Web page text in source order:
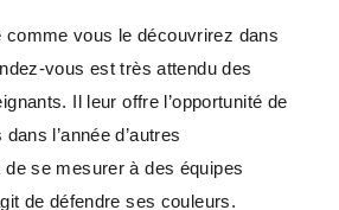
comme vous le découvrirez dans
vous est très attendu des
Il leur offre l’opportunité de
l’année d’autres
se mesurer à des équipes
de défendre ses couleurs.